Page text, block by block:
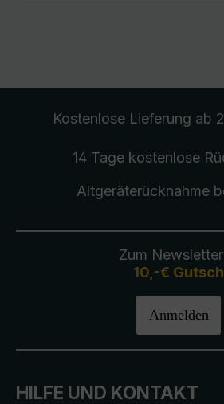
Kostenlose Lieferung ab
14 Tage kostenlose
Altgeräterücknahme
Zum
10,-€
Anmelden
HILFE UND KONTAKT